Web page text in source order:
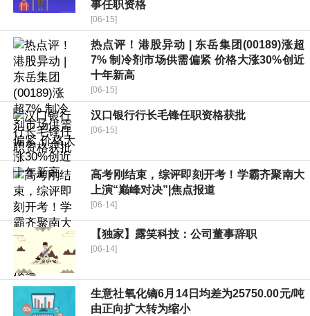
事任职资格
[06-15]
热点评！港股异动 | 东岳集团(00189)涨超
7% 制冷剂市场供需偏紧 价格大涨30%创近
十年新高
[06-15]
汉口银行行长毛锋任职资格获批
[06-15]
高考刚结束，综评即刻开考！学霸齐聚南大
上演“巅峰对决”|焦点报道
[06-14]
【独家】露笑科技：公司董事辞职
[06-14]
生意社氧化镝6月14日均差为25750.00元/吨
由正向扩大转为缩小